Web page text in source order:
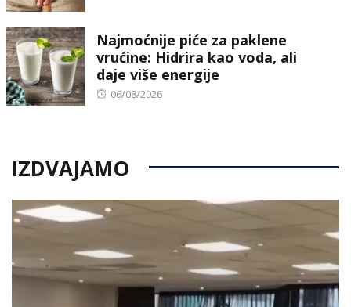
Najmoćnije piće za paklene
vrućine: Hidrira kao voda, ali
daje više energije
Posted
06/08/2026
IZDVAJAMO